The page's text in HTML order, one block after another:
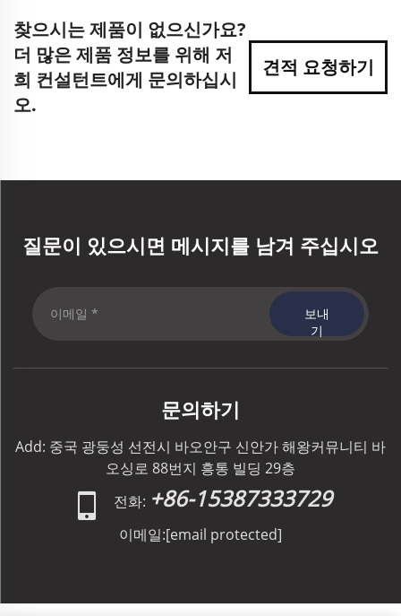
찾으시는 제품이 없으신가요?
더 많은 제품 정보를 위해 저
희 컨설턴트에게 문의하십시
오.
견적 요청하기
질문이 있으시면 메시지를 남겨 주십시오
보내
기
문의하기
Add: 중국 광둥성 선전시 바오안구 신안가 해왕커뮤니티 바
오싱로 88번지 흥통 빌딩 29층
전화: +86-15387333729
이메일:[email protected]